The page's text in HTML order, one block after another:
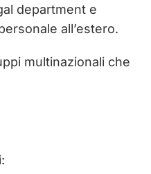
department e
all’estero.
multinazionali che